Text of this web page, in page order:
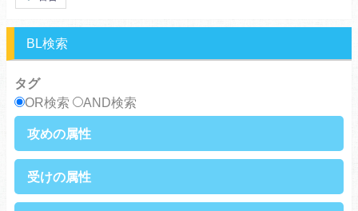
アラサー
スピンオフ・外伝
ヤンキー・極道
癒し系
サラリーマン
浮気・不倫
BL検索
タグ
OR検索
AND検索
攻めの属性
俺様攻め
硬派攻め
天然攻め
受けの属性